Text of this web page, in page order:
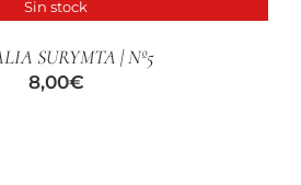
Sin stock
SURYMTA | Nº5
8,00€